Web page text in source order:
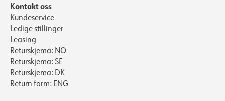
Kontakt oss
Kundeservice
Ledige stillinger
Leasing
Returskjema: NO
Returskjema: SE
Returskjema: DK
Return form: ENG